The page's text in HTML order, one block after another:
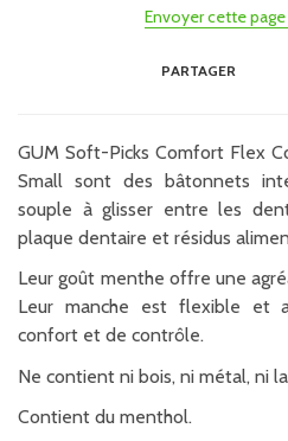
Envoyer cette page
PARTAGER
GUM Soft-Picks Comfort Flex
Small sont des bâtonnets
souple à glisser entre les
plaque dentaire et résidus
Leur goût menthe offre une
Leur manche est flexible et
confort et de contrôle.
Ne contient ni bois, ni métal, ni
Contient du menthol.